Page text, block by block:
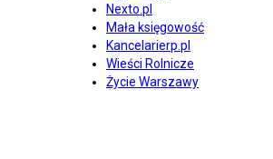
Nexto.pl
Mała księgowość
Kancelarierp.pl
Wieści Rolnicze
Życie Warszawy